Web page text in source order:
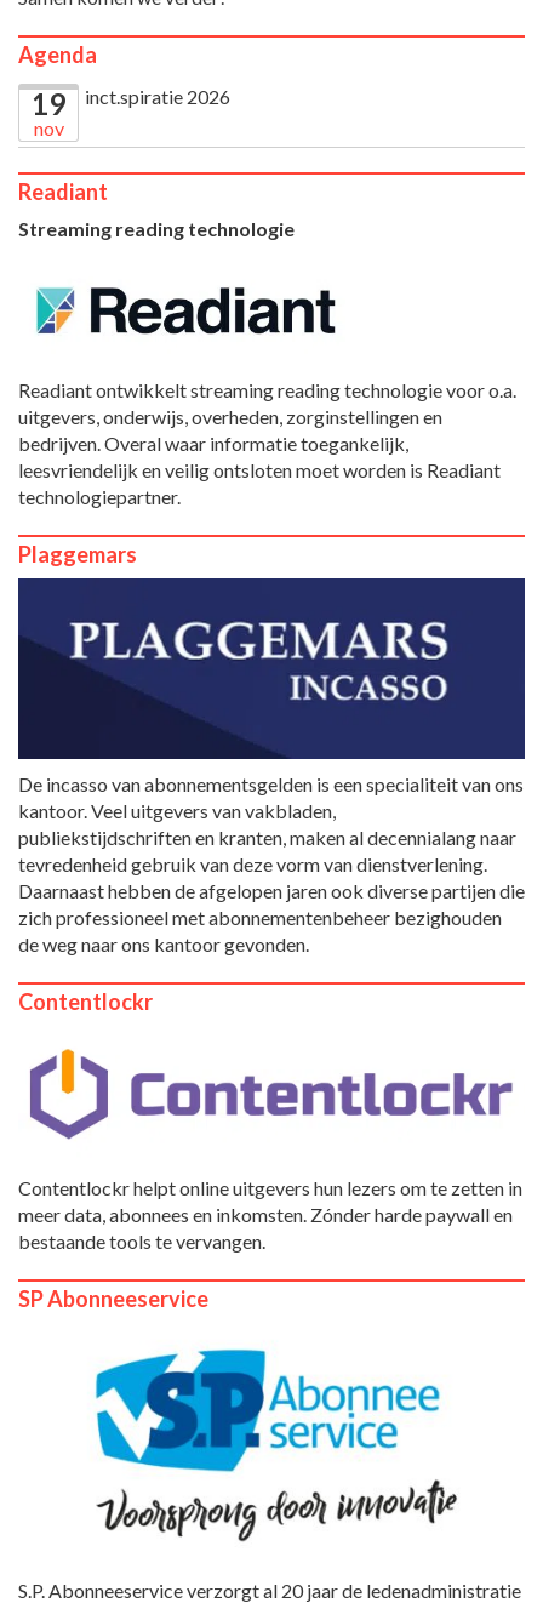
Agenda
19
nov
inct.spiratie 2026
Readiant
Streaming reading technologie
Readiant ontwikkelt streaming reading technologie voor o.a.
uitgevers, onderwijs, overheden, zorginstellingen en
bedrijven. Overal waar informatie toegankelijk,
leesvriendelijk en veilig ontsloten moet worden is Readiant
technologiepartner.
Plaggemars
De incasso van abonnementsgelden is een specialiteit van ons
kantoor. Veel uitgevers van vakbladen,
publiekstijdschriften en kranten, maken al decennialang naar
tevredenheid gebruik van deze vorm van dienstverlening.
Daarnaast hebben de afgelopen jaren ook diverse partijen die
zich professioneel met abonnementenbeheer bezighouden
de weg naar ons kantoor gevonden.
Contentlockr
Contentlockr helpt online uitgevers hun lezers om te zetten in
meer data, abonnees en inkomsten. Zónder harde paywall en
bestaande tools te vervangen.
SP Abonneeservice
S.P. Abonneeservice verzorgt al 20 jaar de ledenadministratie